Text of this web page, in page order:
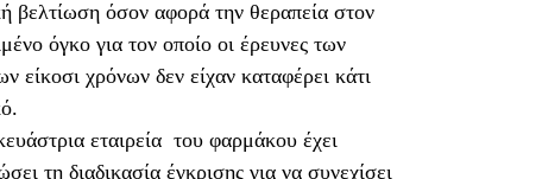
βελτίωση όσον αφορά την θεραπεία στον
όγκο για τον οποίο οι έρευνες των
είκοσι χρόνων δεν είχαν καταφέρει κάτι
εταιρεία του φαρμάκου έχει
τη διαδικασία έγκρισης για να συνεχίσει